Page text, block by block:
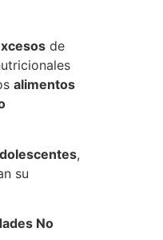
de
alimentos
,
su
No